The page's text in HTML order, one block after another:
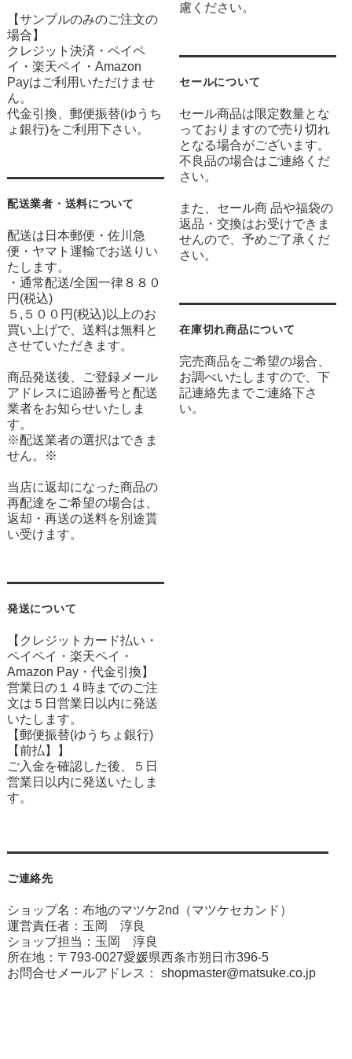
【サンプルのみのご注文の
場合】
クレジット決済・ペイペ
イ・楽天ペイ・Amazon
Payはご利用いただけませ
ん。
代金引換、郵便振替(ゆうち
ょ銀行)をご利用下さい。
配送業者・送料について
配送は日本郵便・佐川急
便・ヤマト運輸でお送りい
たします。
・通常配送/全国一律８８０
円(税込)
５,５００円(税込)以上のお
買い上げで、送料は無料と
させていただきます。
商品発送後、ご登録メール
アドレスに追跡番号と配送
業者をお知らせいたしま
す。
※配送業者の選択はできま
せん。※
当店に返却になった商品の
再配達をご希望の場合は、
返却・再送の送料を別途貰
い受けます。
発送について
【クレジットカード払い・
ペイペイ・楽天ペイ・
Amazon Pay・ 代金引換】
営業日の１４時までのご注
文は５日営業日以内に発送
いたします。
【郵便振替(ゆうちょ銀行)
【前払】】
ご入金を確認した後、５日
営業日以内に発送いたしま
す。
慮ください。
セールについて
セール商品は限定数量とな
っておりますので売り切れ
となる場合がございます。
不良品の場合はご連絡くだ
さい。
また、セール商 品や福袋の
返品・交換はお受けできま
せんので、予めご了承くだ
さい。
在庫切れ商品について
完売商品をご希望の場合、
お調べいたしますので、下
記連絡先までご連絡下さ
い。
ご連絡先
ショップ名：布地のマツケ2nd（マツケセカンド）
運営責任者：玉岡 淳良
ショップ担当：玉岡 淳良
所在地：〒793-0027愛媛県西条市朔日市396-5
お問合せメールアドレス： shopmaster@matsuke.co.jp